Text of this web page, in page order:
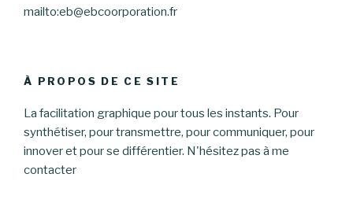
mailto:eb@ebcoorporation.fr
À PROPOS DE CE SITE
La facilitation graphique pour tous les instants. Pour
synthétiser, pour transmettre, pour communiquer, pour
innover et pour se différentier. N'hésitez pas à me
contacter